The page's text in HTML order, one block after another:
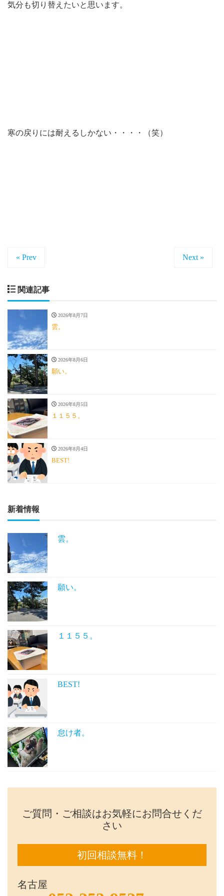
気分も切り替えたいと思います。
寒の戻りには耐えるしかない・・・・（笑）
« Prev Next »
関連記事
2026年8月7日
雲。
2026年8月6日
願い。
2026年8月5日
１１５５。
2026年8月4日
BEST!
新着情報
雲。
願い。
１１５５。
BEST!
怠け者。
ご質問・ご相談はお気軽にお問合せくだ
さい
初回相談無料！
名古屋